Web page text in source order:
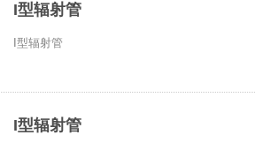
I型辐射管
I型辐射管
I型辐射管